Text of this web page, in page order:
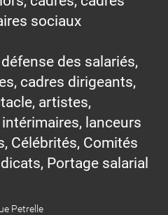
sociaux
des salariés,
cadres dirigeants,
artistes,
lanceurs
Célébrités, Comités
Portage salarial
Petrelle